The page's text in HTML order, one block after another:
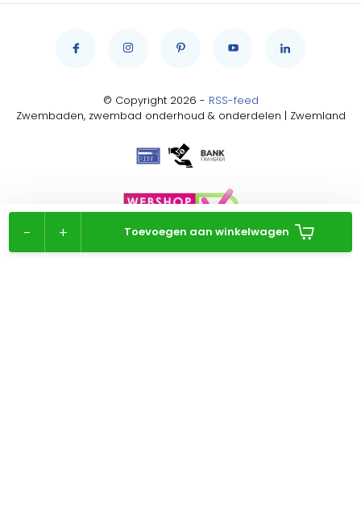
+
- Toevoegen aan winkelwagen
© Copyright 2026 - RSS-feed
Zwembaden, zwembad onderhoud & onderdelen | Zwemland